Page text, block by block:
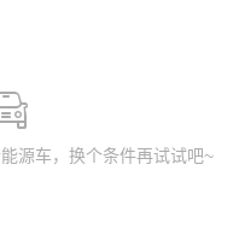
源车，换个条件再试试吧~